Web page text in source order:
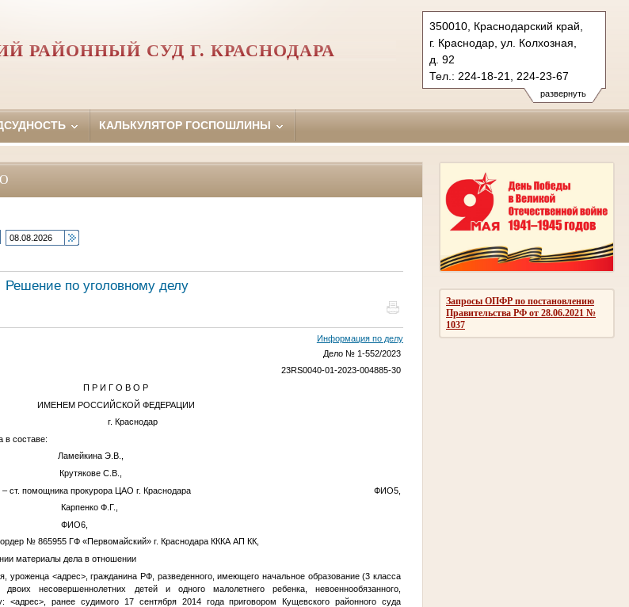
развернуть
350010, Краснодарский край,
г. Краснодар, ул. Колхозная,
д. 92
Тел.: 224-18-21, 224-23-67
pervomaisky.krd@sudrf.ru
РАЙОННЫЙ СУД Г. КРАСНОДАРА
КАЛЬКУЛЯТОР ГОСПОШЛИНЫ
Запросы ОПФР по постановлению
Правительства РФ от 28.06.2021 №
1037
Решение по уголовному делу
Информация по делу
Дело № 1-552/2023
23RS0040-01-2023-004885-30
П Р И Г О В О Р
ИМЕНЕМ РОССИЙСКОЙ ФЕДЕРАЦИИ
г. г. Краснодар
в составе:
Э.В.,
С.В.,
обвинителя – ст. помощника прокурора ЦАО г. Краснодара ФИО5,
Карпенко Ф.Г.
ФИО6,
№ 865955 ГФ «Первомайский» г. Краснодара КККА АП КК,
материалы дела в отношении
уроженца <адрес>, гражданина РФ, разведенного, имеющего начальное образование (3 класса
несовершеннолетних детей и одного малолетнего ребенка, невоеннообязанного,
<адрес> , ранее судимого 17 сентября 2014 года приговором Кущевского районного суда